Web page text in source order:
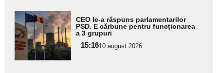
Adaugă
aici textul
pentru
subtitlu
CEO le-a răspuns parlamentarilor
PSD. E cărbune pentru funcționarea
a 3 grupuri
15:1610 august 2026